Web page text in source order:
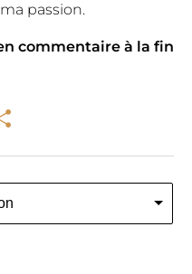
passion.
commentaire à la fin